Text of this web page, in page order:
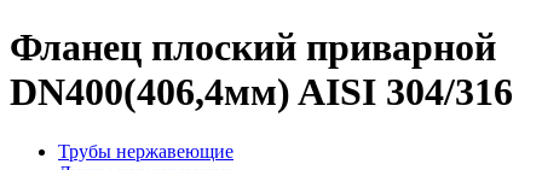
Фланец плоский приварной
DN400(406,4мм) AISI 304/316
Трубы нержавеющие